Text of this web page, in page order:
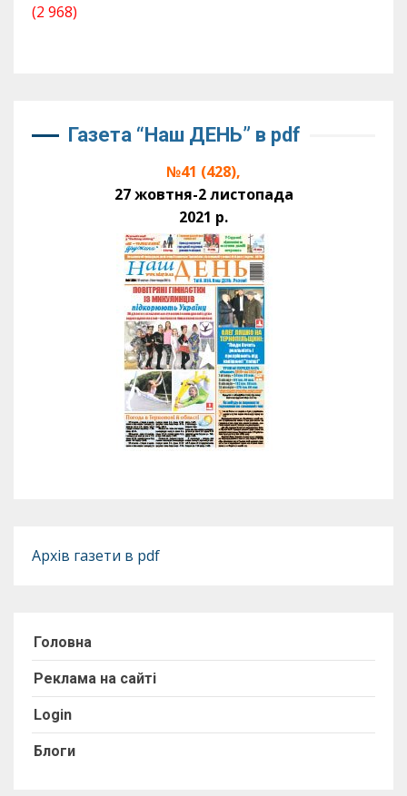
(2 968)
Газета “Наш ДЕНЬ” в pdf
№41 (428),
27 жовтня-2 листопада
2021 р.
Архів газети в pdf
Головна
Реклама на сайті
Login
Блоги